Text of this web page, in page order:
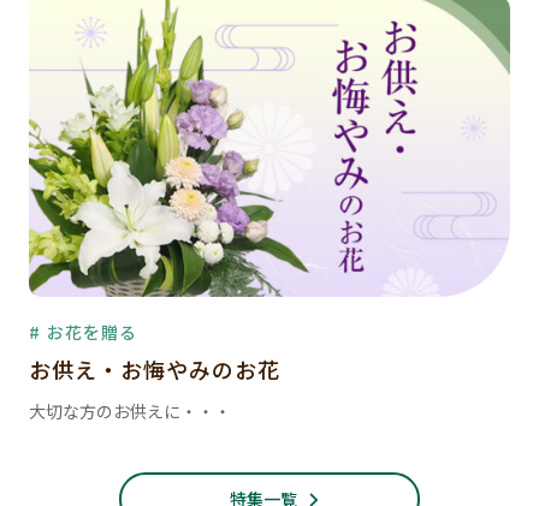
# お花を贈る
お供え・お悔やみのお花
大切な方のお供えに・・・
特集一覧